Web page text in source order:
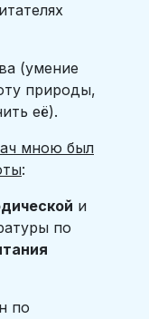
(умение
природы,
её).
мною был
:
и
по
по